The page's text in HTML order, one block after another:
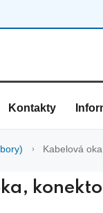
Kontakty
Kabelová